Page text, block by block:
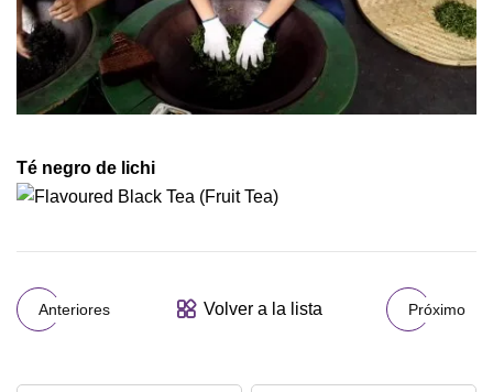
Té negro de lichi
Anteriores Volver a la lista Próximo